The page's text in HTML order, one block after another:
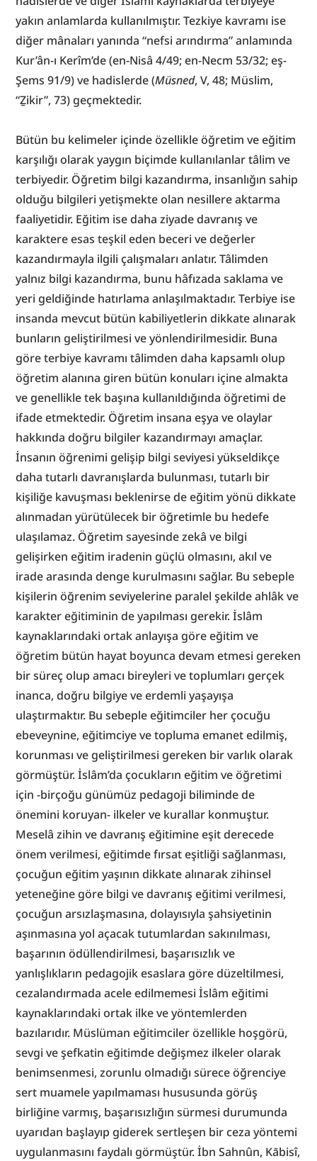
yakın anlamlarda kullanılmıştır. Tezkiye kavramı ise
diğer mânaları yanında “nefsi arındırma” anlamında
Kur’ân-ı Kerîm’de (en-Nisâ 4/49; en-Necm 53/32; eş-
Şems 91/9) ve hadislerde (Müsned, V, 48; Müslim,
“Ẕikir”, 73) geçmektedir.
Bütün bu kelimeler içinde özellikle öğretim ve eğitim
karşılığı olarak yaygın biçimde kullanılanlar tâlim ve
terbiyedir. Öğretim bilgi kazandırma, insanlığın sahip
olduğu bilgileri yetişmekte olan nesillere aktarma
faaliyetidir. Eğitim ise daha ziyade davranış ve
karaktere esas teşkil eden beceri ve değerler
kazandırmayla ilgili çalışmaları anlatır. Tâlimden
yalnız bilgi kazandırma, bunu hâfızada saklama ve
yeri geldiğinde hatırlama anlaşılmaktadır. Terbiye ise
insanda mevcut bütün kabiliyetlerin dikkate alınarak
bunların geliştirilmesi ve yönlendirilmesidir. Buna
göre terbiye kavramı tâlimden daha kapsamlı olup
öğretim alanına giren bütün konuları içine almakta
ve genellikle tek başına kullanıldığında öğretimi de
ifade etmektedir. Öğretim insana eşya ve olaylar
hakkında doğru bilgiler kazandırmayı amaçlar.
İnsanın öğrenimi gelişip bilgi seviyesi yükseldikçe
daha tutarlı davranışlarda bulunması, tutarlı bir
kişiliğe kavuşması beklenirse de eğitim yönü dikkate
alınmadan yürütülecek bir öğretimle bu hedefe
ulaşılamaz. Öğretim sayesinde zekâ ve bilgi
gelişirken eğitim iradenin güçlü olmasını, akıl ve
irade arasında denge kurulmasını sağlar. Bu sebeple
kişilerin öğrenim seviyelerine paralel şekilde ahlâk ve
karakter eğitiminin de yapılması gerekir. İslâm
kaynaklarındaki ortak anlayışa göre eğitim ve
öğretim bütün hayat boyunca devam etmesi gereken
bir süreç olup amacı bireyleri ve toplumları gerçek
inanca, doğru bilgiye ve erdemli yaşayışa
ulaştırmaktır. Bu sebeple eğitimciler her çocuğu
ebeveynine, eğitimciye ve topluma emanet edilmiş,
korunması ve geliştirilmesi gereken bir varlık olarak
görmüştür. İslâm’da çocukların eğitim ve öğretimi
için -birçoğu günümüz pedagoji biliminde de
önemini koruyan- ilkeler ve kurallar konmuştur.
Meselâ zihin ve davranış eğitimine eşit derecede
önem verilmesi, eğitimde fırsat eşitliği sağlanması,
çocuğun eğitim yaşının dikkate alınarak zihinsel
yeteneğine göre bilgi ve davranış eğitimi verilmesi,
çocuğun arsızlaşmasına, dolayısıyla şahsiyetinin
aşınmasına yol açacak tutumlardan sakınılması,
başarının ödüllendirilmesi, başarısızlık ve
yanlışlıkların pedagojik esaslara göre düzeltilmesi,
cezalandırmada acele edilmemesi İslâm eğitimi
kaynaklarındaki ortak ilke ve yöntemlerden
bazılarıdır. Müslüman eğitimciler özellikle hoşgörü,
sevgi ve şefkatin eğitimde değişmez ilkeler olarak
benimsenmesi, zorunlu olmadığı sürece öğrenciye
sert muamele yapılmaması hususunda görüş
birliğine varmış, başarısızlığın sürmesi durumunda
uyarıdan başlayıp giderek sertleşen bir ceza yöntemi
uygulanmasını faydalı görmüştür. İbn Sahnûn, Kābisî,